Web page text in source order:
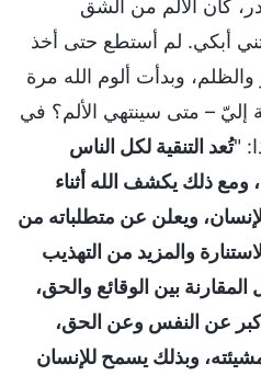
كان الألم من الشق
أبكي. لم أستطع حتى أخذ
وبدأت ألوم الله مرة
إليّ – متى سينتهي الألم؟ في
"تُعد التنقية لكل الناس
ومع ذلك يكشف الله أثناء
ويعلن عن متطلباته من
والمزيد من التهذيب
بين الوقائع والحق،
عن النفس وعن الحق،
وبذلك يسمح للإنسان